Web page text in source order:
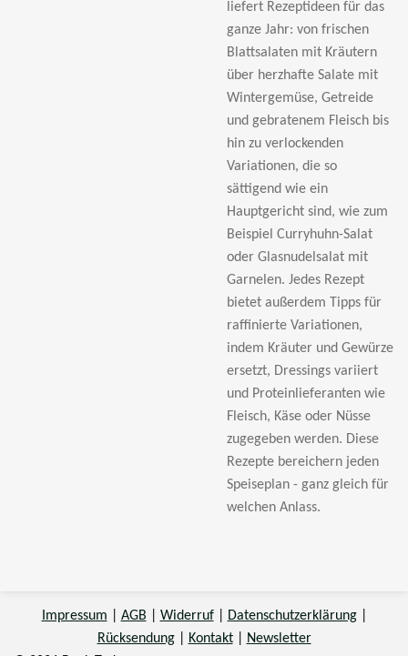
liefert Rezeptideen für das
ganze Jahr: von frischen
Blattsalaten mit Kräutern
über herzhafte Salate mit
Wintergemüse, Getreide
und gebratenem Fleisch bis
hin zu verlockenden
Variationen, die so
sättigend wie ein
Hauptgericht sind, wie zum
Beispiel Curryhuhn-Salat
oder Glasnudelsalat mit
Garnelen. Jedes Rezept
bietet außerdem Tipps für
raffinierte Variationen,
indem Kräuter und Gewürze
ersetzt, Dressings variiert
und Proteinlieferanten wie
Fleisch, Käse oder Nüsse
zugegeben werden. Diese
Rezepte bereichern jeden
Speiseplan - ganz gleich für
welchen Anlass.
Impressum AGB Widerruf| Datenschutzerklärung|
Rücksendung| Kontakt|
Newsletter